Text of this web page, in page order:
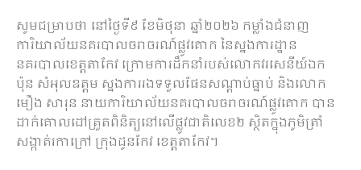
សូមជម្រាបថា នៅថ្ងៃទី៩ ខែមិថុនា ឆ្នាំ២០២៦ កម្លាំងជំនាញ
ការិយាល័យនគរបាលចរាចរណ៍ផ្លូវគោក នៃស្នងការដ្ឋាន
នគរបាលខេត្តតាកែវ ក្រោមការដឹកនាំរបស់លោកវរសេនីយ៍ឯក
ប៉ុន សំអុលឧត្តម ស្នងការរងទទួលផែនសណ្តាប់ធ្នាប់ និងលោក
មឿង សារុន នាយការិយាល័យនគរបាលចរាចរណ៍ផ្លូវគោក បាន
ដាក់គោលដៅត្រួតពិនិត្យនៅលើផ្លូវជាតិលេខ២ ស្ថិតក្នុងភូមិត្រាំ
សង្កាត់រកាក្រៅ ក្រុងដូនកែវ ខេត្តតាកែវ។